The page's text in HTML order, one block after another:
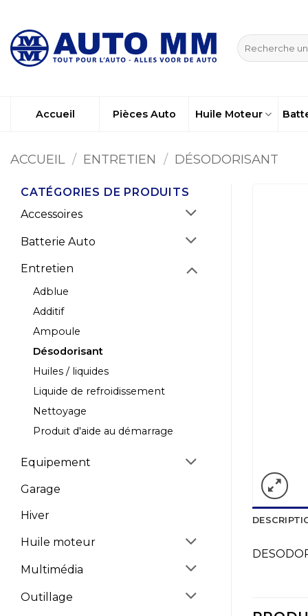
contenu
Recherche
pour :
Accueil Pièces Auto Huile Moteur
ACCUEIL / ENTRETIEN / DÉSODORISANT
CATÉGORIES DE PRODUITS
Accessoires
Batterie Auto
Entretien
Adblue
Additif
Ampoule
Désodorisant
Huiles / liquides
Liquide de refroidissement
Nettoyage
Produit d'aide au démarrage
Equipement
Garage
Hiver
Huile moteur
Multimédia
Outillage